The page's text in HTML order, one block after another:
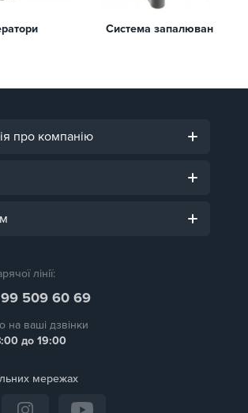
Система запалювання
про компанію
лінії:
509 60 69
на ваші дзвінки
до 19:00
мережах